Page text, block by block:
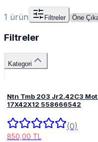
1 ürün Filtreler
Filtreler
Kategori
Ntn Tmb 203 Jr2.42C3
17X42X12 558666542
(0)
850,00 TL